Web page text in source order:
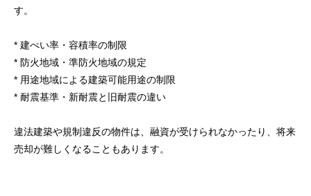
す。
* 建ぺい率・容積率の制限
* 防火地域・準防火地域の規定
* 用途地域による建築可能用途の制限
* 耐震基準・新耐震と旧耐震の違い
違法建築や規制違反の物件は、融資が受けられなかったり、将来
売却が難しくなることもあります。